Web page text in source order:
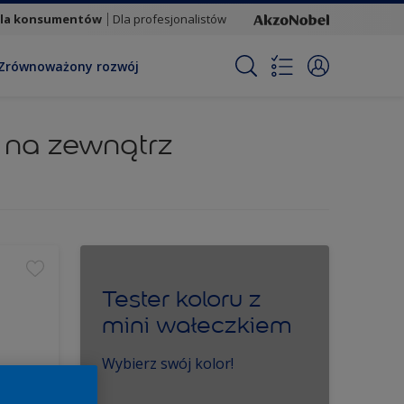
konsumentów Dla profesjonalistów
rozwój
zewnątrz
Tester koloru z
mini wałeczkiem
Wybierz swój kolor!